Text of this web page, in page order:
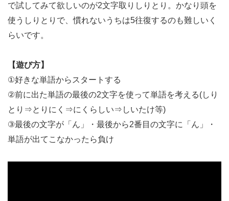
で試してみて欲しいのが2文字取りしりとり。かなり頭を
使うしりとりで、慣れないうちは5往復するのも難しいく
らいです。
【遊び方】
①好きな単語からスタートする
②前に出た単語の最後の2文字を使って単語を考える(しり
とり⇒とりにく⇒にくらしい⇒しいたけ等)
③最後の文字が「ん」・最後から2番目の文字に「ん」・
単語が出てこなかったら負け